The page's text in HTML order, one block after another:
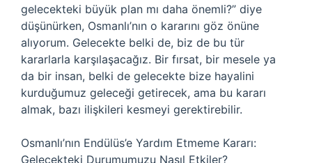
gelecekteki büyük plan mı daha önemli?” diye
düşünürken, Osmanlı’nın o kararını göz önüne
alıyorum. Gelecekte belki de, biz de bu tür
kararlarla karşılaşacağız. Bir fırsat, bir mesele ya
da bir insan, belki de gelecekte bize hayalini
kurduğumuz geleceği getirecek, ama bu kararı
almak, bazı ilişkileri kesmeyi gerektirebilir.
Osmanlı’nın Endülüs’e Yardım Etmeme Kararı:
Gelecekteki Durumumuzu Nasıl Etkiler?